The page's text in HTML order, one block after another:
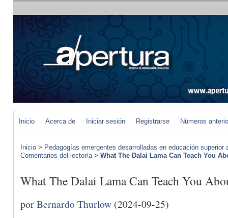
Inicio Acerca de Iniciar sesión Registrarse Números
Inicio > Pedagogías emergentes desarrolladas en educación
Comentarios del lector/a> What The Dalai Lama Can Teach You
What The Dalai Lama Can Teach You
porBernardo Thurlow (2024-09-25)